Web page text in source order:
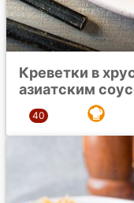
Креветки в
азиатским